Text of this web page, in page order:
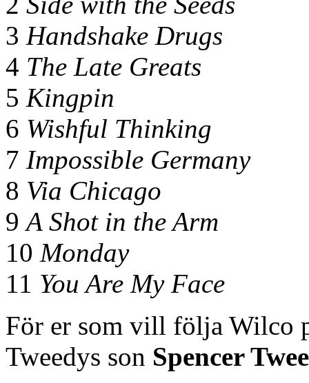
3 Handshake Drugs
4 The Late Greats
5 Kingpin
6 Wishful Thinking
7 Impossible Germany
8 Via Chicago
9A Shot in the Arm
10 Monday
11 You Are My Face
För er som vill följa Wilco
Tweedys son Spencer